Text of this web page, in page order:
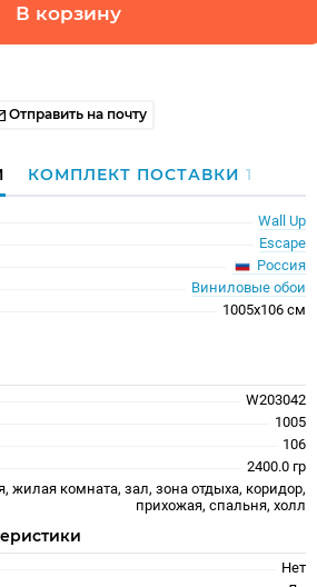
В корзину
Отправить на почту
КОМПЛЕКТ ПОСТАВКИ 1
Wall Up
Escape
Россия
Виниловые обои
1005x106 см
W203042
1005
106
2400.0 гр
жилая комната, зал, зона отдыха, коридор,
прихожая, спальня, холл
Нет